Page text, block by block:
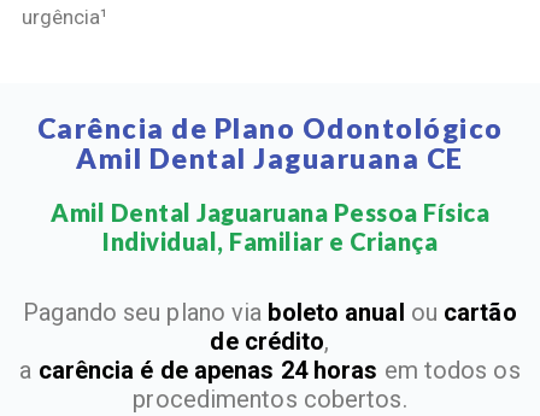
urgência¹
Carência de Plano Odontológico
Amil Dental Jaguaruana CE
Amil Dental Jaguaruana Pessoa Física
Individual, Familiar e Criança​
Pagando seu plano via boleto anual ou cartão
de crédito,
a carência é de apenas 24 horas em todos os
procedimentos cobertos.